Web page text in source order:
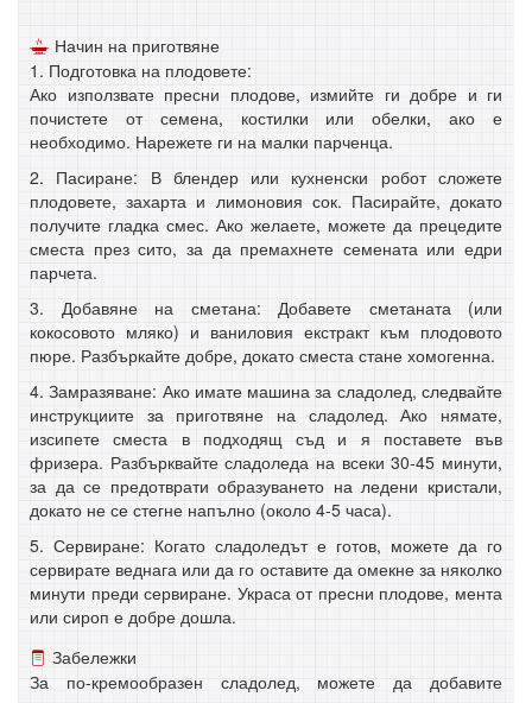
Начин на приготвяне
1. Подготовка на плодовете:
Ако използвате пресни плодове, измийте ги добре и ги
почистете от семена, костилки или обелки, ако е
необходимо. Нарежете ги на малки парченца.
2. Пасиране: В блендер или кухненски робот сложете
плодовете, захарта и лимоновия сок. Пасирайте, докато
получите гладка смес. Ако желаете, можете да прецедите
сместа през сито, за да премахнете семената или едри
парчета.
3. Добавяне на сметана: Добавете сметаната (или
кокосовото мляко) и ваниловия екстракт към плодовото
пюре. Разбъркайте добре, докато сместа стане хомогенна.
4. Замразяване: Ако имате машина за сладолед, следвайте
инструкциите за приготвяне на сладолед. Ако нямате,
изсипете сместа в подходящ съд и я поставете във
фризера. Разбърквайте сладоледа на всеки 30-45 минути,
за да се предотврати образуването на ледени кристали,
докато не се стегне напълно (около 4-5 часа).
5. Сервиране: Когато сладоледът е готов, можете да го
сервирате веднага или да го оставите да омекне за няколко
минути преди сервиране. Украса от пресни плодове, мента
или сироп е добре дошла.
Забележки
За по-кремообразен сладолед, можете да добавите